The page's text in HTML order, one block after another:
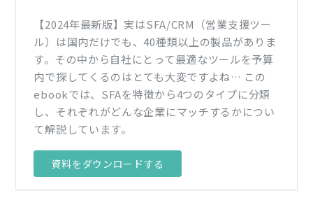
【2024年最新版】実はSFA/CRM（営業支援ツー
ル）は国内だけでも、40種類以上の製品がありま
す。その中から自社にとって最適なツールを予算
内で探してくるのはとても大変ですよね… この
ebookでは、SFAを特徴から4つのタイプに分類
し、それぞれがどんな企業にマッチするかについ
て解説しています。
資料をダウンロードする